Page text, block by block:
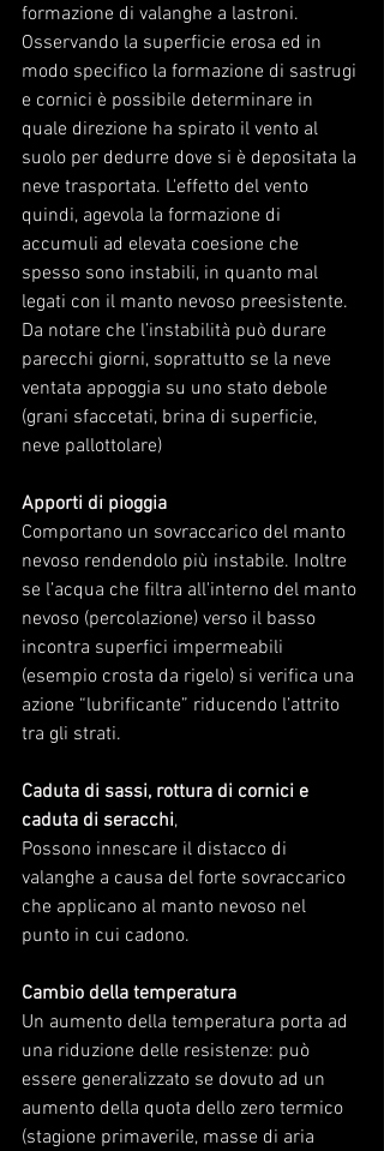
formazione di valanghe a lastroni.
Osservando la superficie erosa ed in
modo specifico la formazione di sastrugi
e cornici è possibile determinare in
quale direzione ha spirato il vento al
suolo per dedurre dove si è depositata la
neve trasportata. L'effetto del vento
quindi, agevola la formazione di
accumuli ad elevata coesione che
spesso sono instabili, in quanto mal
legati con il manto nevoso preesistente.
Da notare che l’instabilità può durare
parecchi giorni, soprattutto se la neve
ventata appoggia su uno stato debole
(grani sfaccetati, brina di superficie,
neve pallottolare)
Apporti di pioggia
Comportano un sovraccarico del manto
nevoso rendendolo più instabile. Inoltre
se l’acqua che filtra all'interno del manto
nevoso (percolazione) verso il basso
incontra superfici impermeabili
(esempio crosta da rigelo) si verifica una
azione “lubrificante” riducendo l’attrito
tra gli strati.
Caduta di sassi, rottura di cornici e
caduta di seracchi,
Possono innescare il distacco di
valanghe a causa del forte sovraccarico
che applicano al manto nevoso nel
punto in cui cadono.
Cambio della temperatura
Un aumento della temperatura porta ad
una riduzione delle resistenze: può
essere generalizzato se dovuto ad un
aumento della quota dello zero termico
(stagione primaverile, masse di aria